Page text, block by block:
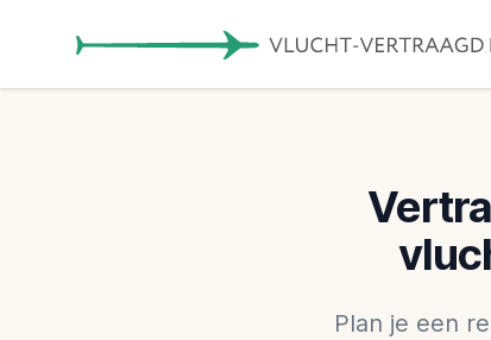
Plan je een